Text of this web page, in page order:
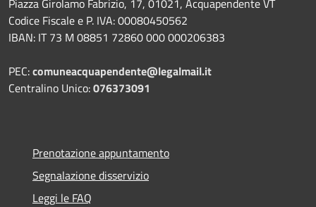
Piazza Girolamo Fabrizio, 17, 01021, Acquapendente VT
Codice Fiscale e P. IVA: 00080450562
IBAN: IT 73 M 08851 72860 000 000206383
PEC:comuneacquapendente@legalmail.it
Centralino Unico:076373091
Prenotazione appuntamento
Segnalazione disservizio
Leggi le FAQ